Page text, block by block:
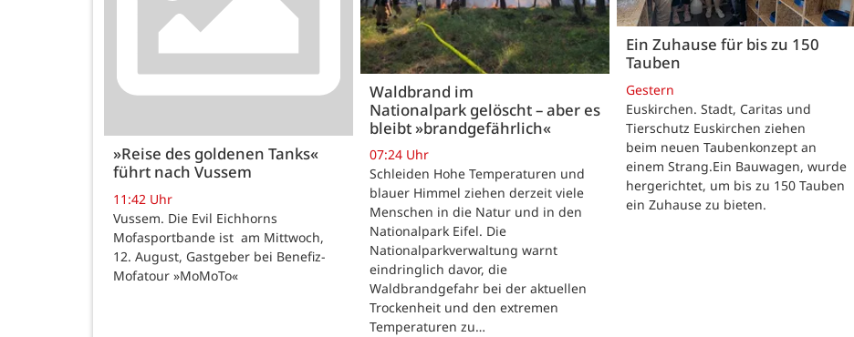
»Reise des goldenen Tanks«
führt nach Vussem
11:42 Uhr
Vussem. Die Evil Eichhorns
Mofasportbande ist am Mittwoch,
12. August, Gastgeber bei Benefiz-
Mofatour »MoMoTo«
Waldbrand im
Nationalpark gelöscht – aber es
bleibt »brandgefährlich«
07:24 Uhr
Schleiden Hohe Temperaturen und
blauer Himmel ziehen derzeit viele
Menschen in die Natur und in den
Nationalpark Eifel. Die
Nationalparkverwaltung warnt
eindringlich davor, die
Waldbrandgefahr bei der aktuellen
Trockenheit und den extremen
Temperaturen zu…
Ein Zuhause für bis zu 150
Tauben
Gestern
Euskirchen. Stadt, Caritas und
Tierschutz Euskirchen ziehen
beim neuen Taubenkonzept an
einem Strang.Ein Bauwagen, wurde
hergerichtet, um bis zu 150 Tauben
ein Zuhause zu bieten.